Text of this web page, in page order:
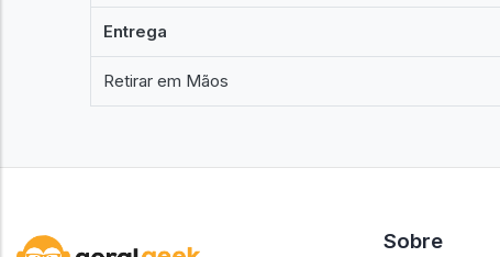
Entrega
Retirar em Mãos
Sobre